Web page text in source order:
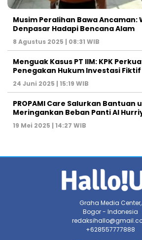
Musim Peralihan Bawa Ancaman:
Denpasar Hadapi Bencana Alam
8 Agustus 2025 | 08:31 WIB
Menguak Kasus PT IIM: KPK
Penegakan Hukum Investasi Fiktif
24 Juni 2025 | 15:19 WIB
PROPAMI Care Salurkan Bantuan
Meringankan Beban Panti Al
19 Mei 2025 | 14:27 WIB
Graha Media Center,
Bogor - Indonesia
+628557777888